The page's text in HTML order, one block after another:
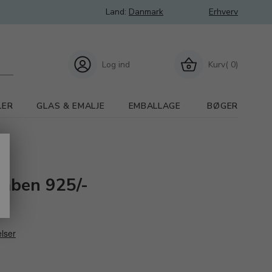
Land: Danmark Erhverv
Kurv( 0)
Log ind
GLAS & EMALJE EMBALLAGE BØGER
925/-